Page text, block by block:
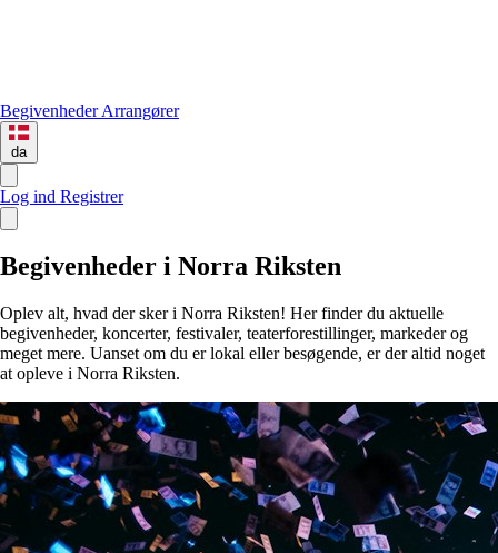
BegivenhederArrangører
da
Log ind Registrer
Begivenheder i Norra Riksten
Oplev alt, hvad der sker i Norra Riksten! Her finder du aktuelle
begivenheder, koncerter, festivaler, teaterforestillinger, markeder og
meget mere. Uanset om du er lokal eller besøgende, er der altid noget
at opleve i Norra Riksten.